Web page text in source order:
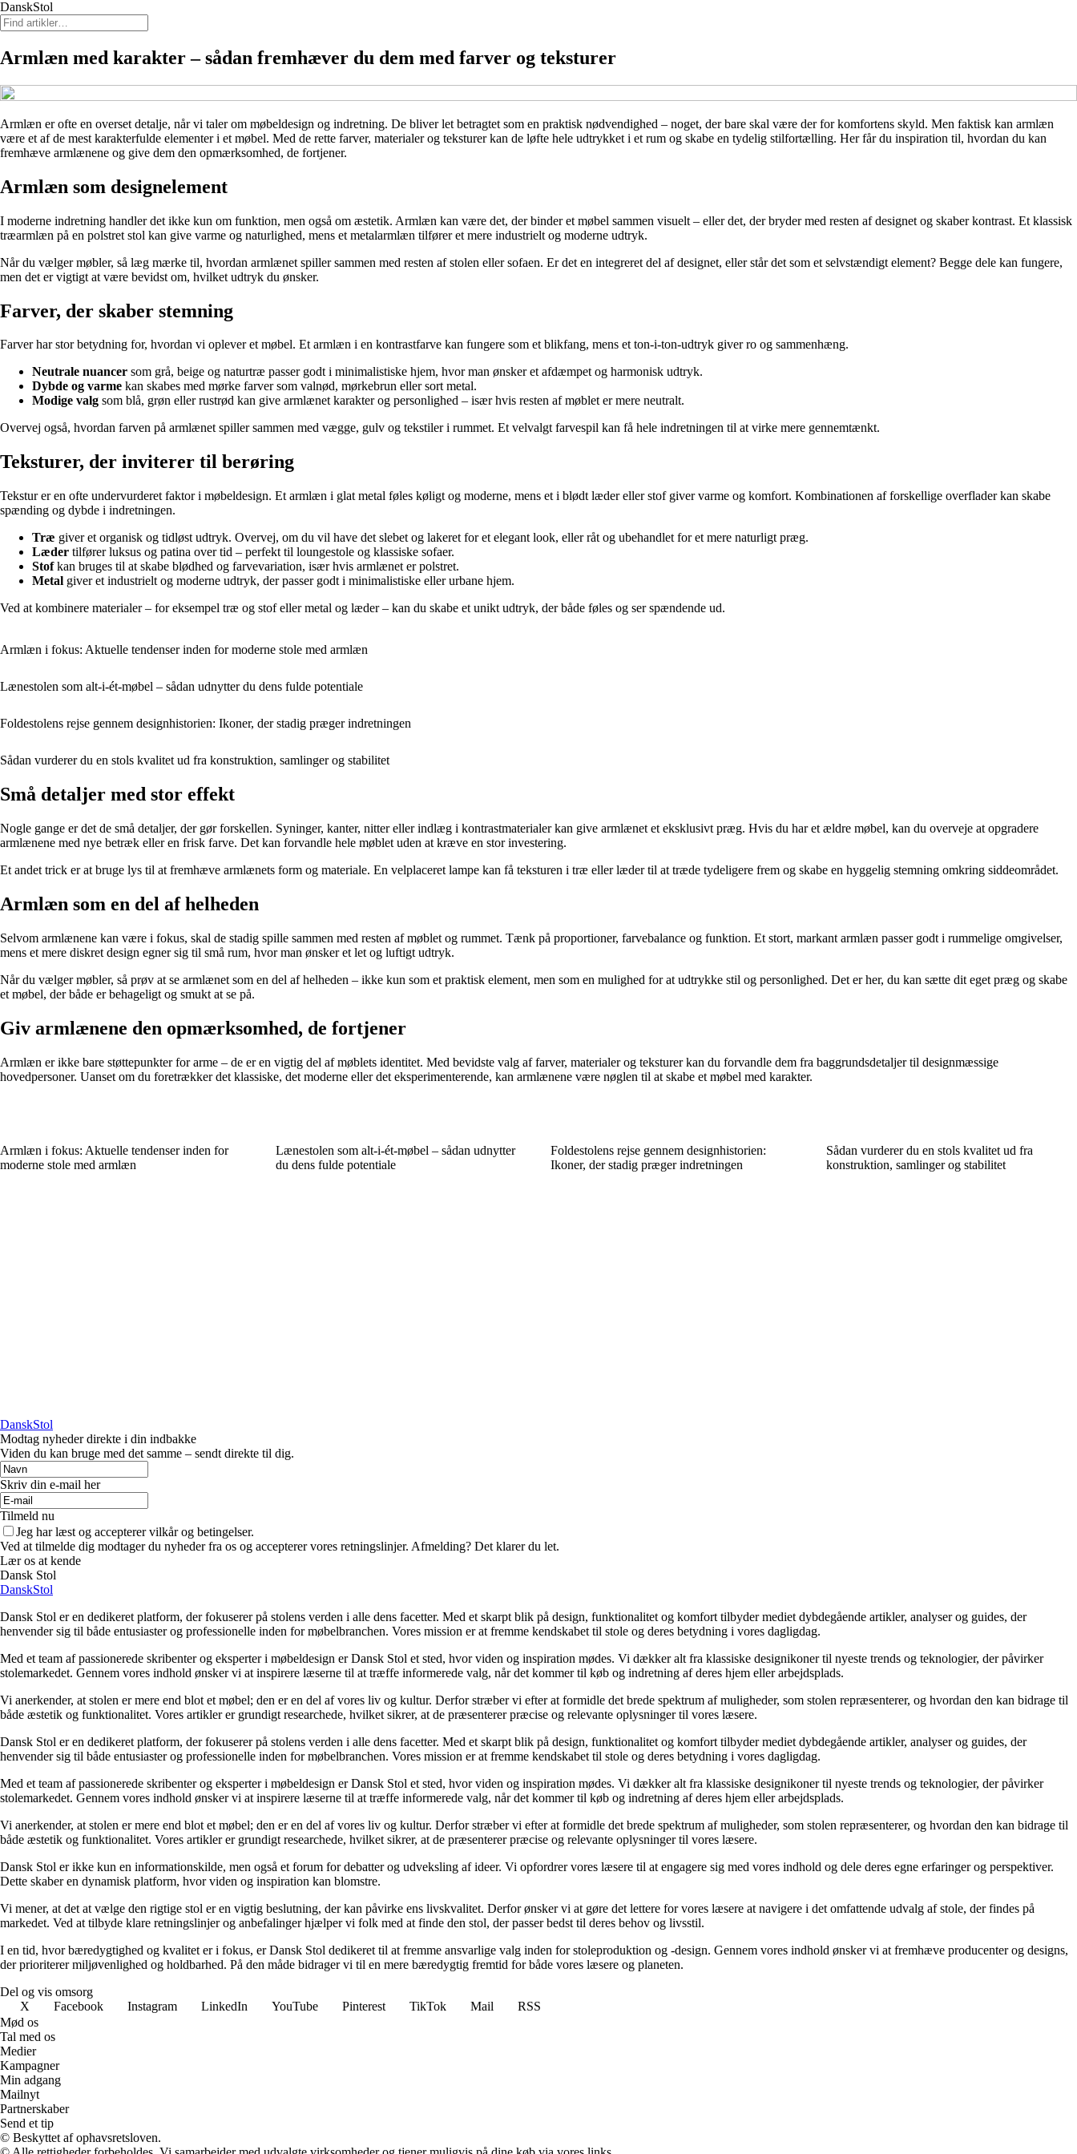
DanskStol
Armlæn med karakter – sådan fremhæver du dem med farver og teksturer
Armlæn er ofte en overset detalje, når vi taler om møbeldesign og indretning. De bliver let betragtet som en praktisk nødvendighed – noget, der bare skal være der for komfortens skyld. Men faktisk kan armlæn
være et af de mest karakterfulde elementer i et møbel. Med de rette farver, materialer og teksturer kan de løfte hele udtrykket i et rum og skabe en tydelig stilfortælling. Her får du inspiration til, hvordan du kan
fremhæve armlænene og give dem den opmærksomhed, de fortjener.
Armlæn som designelement
I moderne indretning handler det ikke kun om funktion, men også om æstetik. Armlæn kan være det, der binder et møbel sammen visuelt – eller det, der bryder med resten af designet og skaber kontrast. Et klassisk
træarmlæn på en polstret stol kan give varme og naturlighed, mens et metalarmlæn tilfører et mere industrielt og moderne udtryk.
Når du vælger møbler, så læg mærke til, hvordan armlænet spiller sammen med resten af stolen eller sofaen. Er det en integreret del af designet, eller står det som et selvstændigt element? Begge dele kan fungere,
men det er vigtigt at være bevidst om, hvilket udtryk du ønsker.
Farver, der skaber stemning
Farver har stor betydning for, hvordan vi oplever et møbel. Et armlæn i en kontrastfarve kan fungere som et blikfang, mens et ton-i-ton-udtryk giver ro og sammenhæng.
Neutrale nuancer som grå, beige og naturtræ passer godt i minimalistiske hjem, hvor man ønsker et afdæmpet og harmonisk udtryk.
Dybde og varme kan skabes med mørke farver som valnød, mørkebrun eller sort metal.
Modige valg som blå, grøn eller rustrød kan give armlænet karakter og personlighed – især hvis resten af møblet er mere neutralt.
Overvej også, hvordan farven på armlænet spiller sammen med vægge, gulv og tekstiler i rummet. Et velvalgt farvespil kan få hele indretningen til at virke mere gennemtænkt.
Teksturer, der inviterer til berøring
Tekstur er en ofte undervurderet faktor i møbeldesign. Et armlæn i glat metal føles køligt og moderne, mens et i blødt læder eller stof giver varme og komfort. Kombinationen af forskellige overflader kan skabe
spænding og dybde i indretningen.
Træ giver et organisk og tidløst udtryk. Overvej, om du vil have det slebet og lakeret for et elegant look, eller råt og ubehandlet for et mere naturligt præg.
Læder tilfører luksus og patina over tid – perfekt til loungestole og klassiske sofaer.
Stofkan bruges til at skabe blødhed og farvevariation, især hvis armlænet er polstret.
Metal giver et industrielt og moderne udtryk, der passer godt i minimalistiske eller urbane hjem.
Ved at kombinere materialer – for eksempel træ og stof eller metal og læder – kan du skabe et unikt udtryk, der både føles og ser spændende ud.
Armlæn i fokus: Aktuelle tendenser inden for moderne stole med armlæn
Lænestolen som alt-i-ét-møbel – sådan udnytter du dens fulde potentiale
Foldestolens rejse gennem designhistorien: Ikoner, der stadig præger indretningen
Sådan vurderer du en stols kvalitet ud fra konstruktion, samlinger og stabilitet
Små detaljer med stor effekt
Nogle gange er det de små detaljer, der gør forskellen. Syninger, kanter, nitter eller indlæg i kontrastmaterialer kan give armlænet et eksklusivt præg. Hvis du har et ældre møbel, kan du overveje at opgradere
armlænene med nye betræk eller en frisk farve. Det kan forvandle hele møblet uden at kræve en stor investering.
Et andet trick er at bruge lys til at fremhæve armlænets form og materiale. En velplaceret lampe kan få teksturen i træ eller læder til at træde tydeligere frem og skabe en hyggelig stemning omkring siddeområdet.
Armlæn som en del af helheden
Selvom armlænene kan være i fokus, skal de stadig spille sammen med resten af møblet og rummet. Tænk på proportioner, farvebalance og funktion. Et stort, markant armlæn passer godt i rummelige omgivelser,
mens et mere diskret design egner sig til små rum, hvor man ønsker et let og luftigt udtryk.
Når du vælger møbler, så prøv at se armlænet som en del af helheden – ikke kun som et praktisk element, men som en mulighed for at udtrykke stil og personlighed. Det er her, du kan sætte dit eget præg og skabe
et møbel, der både er behageligt og smukt at se på.
Giv armlænene den opmærksomhed, de fortjener
Armlæn er ikke bare støttepunkter for arme – de er en vigtig del af møblets identitet. Med bevidste valg af farver, materialer og teksturer kan du forvandle dem fra baggrundsdetaljer til designmæssige
hovedpersoner. Uanset om du foretrækker det klassiske, det moderne eller det eksperimenterende, kan armlænene være nøglen til at skabe et møbel med karakter.
Armlæn i fokus: Aktuelle tendenser inden for
moderne stole med armlæn
Lænestolen som alt-i-ét-møbel – sådan udnytter
du dens fulde potentiale
Foldestolens rejse gennem designhistorien:
Ikoner, der stadig præger indretningen
Sådan vurderer du en stols kvalitet ud fra
konstruktion, samlinger og stabilitet
DanskStol
Modtag nyheder direkte i din indbakke
Viden du kan bruge med det samme – sendt direkte til dig.
Skriv din e-mail her
Tilmeld nu
Jeg har læst og accepterer vilkår og betingelser.
Ved at tilmelde dig modtager du nyheder fra os og accepterer vores retningslinjer. Afmelding? Det klarer du let.
Lær os at kende
Dansk Stol
DanskStol
Dansk Stol er en dedikeret platform, der fokuserer på stolens verden i alle dens facetter. Med et skarpt blik på design, funktionalitet og komfort tilbyder mediet dybdegående artikler, analyser og guides, der
henvender sig til både entusiaster og professionelle inden for møbelbranchen. Vores mission er at fremme kendskabet til stole og deres betydning i vores dagligdag.
Med et team af passionerede skribenter og eksperter i møbeldesign er Dansk Stol et sted, hvor viden og inspiration mødes. Vi dækker alt fra klassiske designikoner til nyeste trends og teknologier, der påvirker
stolemarkedet. Gennem vores indhold ønsker vi at inspirere læserne til at træffe informerede valg, når det kommer til køb og indretning af deres hjem eller arbejdsplads.
Vi anerkender, at stolen er mere end blot et møbel; den er en del af vores liv og kultur. Derfor stræber vi efter at formidle det brede spektrum af muligheder, som stolen repræsenterer, og hvordan den kan bidrage til
både æstetik og funktionalitet. Vores artikler er grundigt researchede, hvilket sikrer, at de præsenterer præcise og relevante oplysninger til vores læsere.
Dansk Stol er en dedikeret platform, der fokuserer på stolens verden i alle dens facetter. Med et skarpt blik på design, funktionalitet og komfort tilbyder mediet dybdegående artikler, analyser og guides, der
henvender sig til både entusiaster og professionelle inden for møbelbranchen. Vores mission er at fremme kendskabet til stole og deres betydning i vores dagligdag.
Med et team af passionerede skribenter og eksperter i møbeldesign er Dansk Stol et sted, hvor viden og inspiration mødes. Vi dækker alt fra klassiske designikoner til nyeste trends og teknologier, der påvirker
stolemarkedet. Gennem vores indhold ønsker vi at inspirere læserne til at træffe informerede valg, når det kommer til køb og indretning af deres hjem eller arbejdsplads.
Vi anerkender, at stolen er mere end blot et møbel; den er en del af vores liv og kultur. Derfor stræber vi efter at formidle det brede spektrum af muligheder, som stolen repræsenterer, og hvordan den kan bidrage til
både æstetik og funktionalitet. Vores artikler er grundigt researchede, hvilket sikrer, at de præsenterer præcise og relevante oplysninger til vores læsere.
Dansk Stol er ikke kun en informationskilde, men også et forum for debatter og udveksling af ideer. Vi opfordrer vores læsere til at engagere sig med vores indhold og dele deres egne erfaringer og perspektiver.
Dette skaber en dynamisk platform, hvor viden og inspiration kan blomstre.
Vi mener, at det at vælge den rigtige stol er en vigtig beslutning, der kan påvirke ens livskvalitet. Derfor ønsker vi at gøre det lettere for vores læsere at navigere i det omfattende udvalg af stole, der findes på
markedet. Ved at tilbyde klare retningslinjer og anbefalinger hjælper vi folk med at finde den stol, der passer bedst til deres behov og livsstil.
I en tid, hvor bæredygtighed og kvalitet er i fokus, er Dansk Stol dedikeret til at fremme ansvarlige valg inden for stoleproduktion og -design. Gennem vores indhold ønsker vi at fremhæve producenter og designs,
der prioriterer miljøvenlighed og holdbarhed. På den måde bidrager vi til en mere bæredygtig fremtid for både vores læsere og planeten.
Del og vis omsorg
X
Facebook Instagram LinkedIn YouTube Pinterest TikTok Mail
RSS
Mød os
Tal med os
Medier
Kampagner
Min adgang
Mailnyt
Partnerskaber
Send et tip
© Beskyttet af ophavsretsloven.